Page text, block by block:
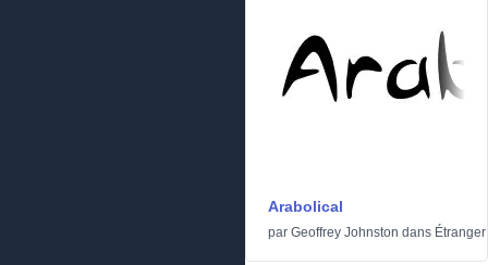
Arabolical
par Geoffrey Johnston dans Étranger